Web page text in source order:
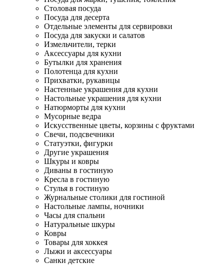
Столовая посуда
Посуда для десерта
Отдельные элементы для сервировки
Посуда для закуски и салатов
Измельчители, терки
Аксессуары для кухни
Бутылки для хранения
Полотенца для кухни
Прихватки, рукавицы
Настенные украшения для кухни
Настольные украшения для кухни
Натюрморты для кухни
Мусорные ведра
Искусственные цветы, корзины с фруктами
Свечи, подсвечники
Статуэтки, фигурки
Другие украшения
Шкуры и ковры
Диваны в гостиную
Кресла в гостиную
Стулья в гостиную
Журнальные столики для гостиной
Настольные лампы, ночники
Часы для спальни
Натуральные шкуры
Ковры
Товары для хоккея
Лыжи и аксессуары
Санки детские